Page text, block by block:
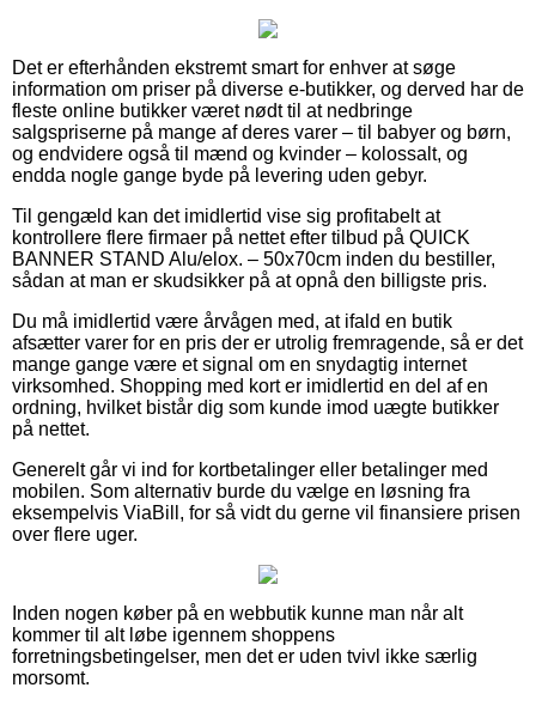
Det er efterhånden ekstremt smart for enhver at søge
information om priser på diverse e-butikker, og derved har de
fleste online butikker været nødt til at nedbringe
salgspriserne på mange af deres varer – til babyer og børn,
og endvidere også til mænd og kvinder – kolossalt, og
endda nogle gange byde på levering uden gebyr.
Til gengæld kan det imidlertid vise sig profitabelt at
kontrollere flere firmaer på nettet efter tilbud på QUICK
BANNER STAND Alu/elox. – 50x70cm inden du bestiller,
sådan at man er skudsikker på at opnå den billigste pris.
Du må imidlertid være årvågen med, at ifald en butik
afsætter varer for en pris der er utrolig fremragende, så er det
mange gange være et signal om en snydagtig internet
virksomhed. Shopping med kort er imidlertid en del af en
ordning, hvilket bistår dig som kunde imod uægte butikker
på nettet.
Generelt går vi ind for kortbetalinger eller betalinger med
mobilen. Som alternativ burde du vælge en løsning fra
eksempelvis ViaBill, for så vidt du gerne vil finansiere prisen
over flere uger.
Inden nogen køber på en webbutik kunne man når alt
kommer til alt løbe igennem shoppens
forretningsbetingelser, men det er uden tvivl ikke særlig
morsomt.